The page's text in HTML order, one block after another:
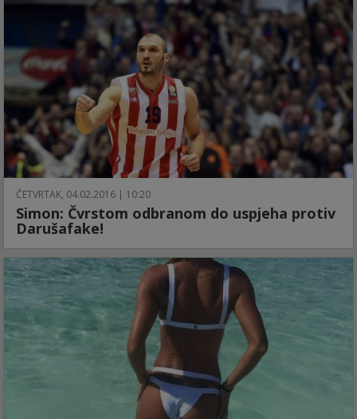
ČETVRTAK, 04.02.2016 | 10:20
Simon: Čvrstom odbranom do uspjeha protiv
Darušafake!